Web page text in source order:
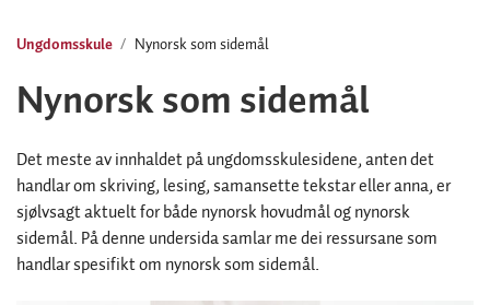
Ungdomsskule Nynorsk som sidemål
Nynorsk som sidemål
Det meste av innhaldet på ungdomsskulesidene, anten det
handlar om skriving, lesing, samansette tekstar eller anna, er
sjølvsagt aktuelt for både nynorsk hovudmål og nynorsk
sidemål. På denne undersida samlar me dei ressursane som
handlar spesifikt om nynorsk som sidemål.